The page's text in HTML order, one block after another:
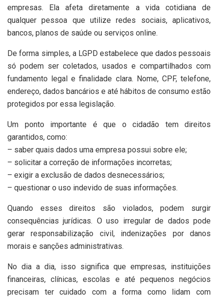
empresas. Ela afeta diretamente a vida cotidiana de
qualquer pessoa que utilize redes sociais, aplicativos,
bancos, planos de saúde ou serviços online.
De forma simples, a LGPD estabelece que dados pessoais
só podem ser coletados, usados e compartilhados com
fundamento legal e finalidade clara. Nome, CPF, telefone,
endereço, dados bancários e até hábitos de consumo estão
protegidos por essa legislação.
Um ponto importante é que o cidadão tem direitos
garantidos, como:
– saber quais dados uma empresa possui sobre ele;
– ⁠solicitar a correção de informações incorretas;
– ⁠exigir a exclusão de dados desnecessários;
– ⁠questionar o uso indevido de suas informações.
Quando esses direitos são violados, podem surgir
consequências jurídicas. O uso irregular de dados pode
gerar responsabilização civil, indenizações por danos
morais e sanções administrativas.
No dia a dia, isso significa que empresas, instituições
financeiras, clínicas, escolas e até pequenos negócios
precisam ter cuidado com a forma como lidam com